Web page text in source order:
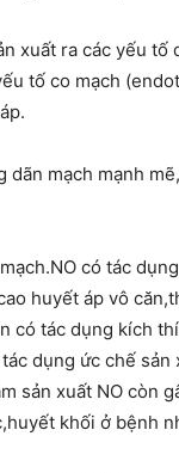
xuất ra các yếu tố
tố co mạch
dãn mạch mạnh
có tác
huyết áp vô
có tác dụng kích
dụng ức chế sản
sản xuất NO còn
khối ở bệnh